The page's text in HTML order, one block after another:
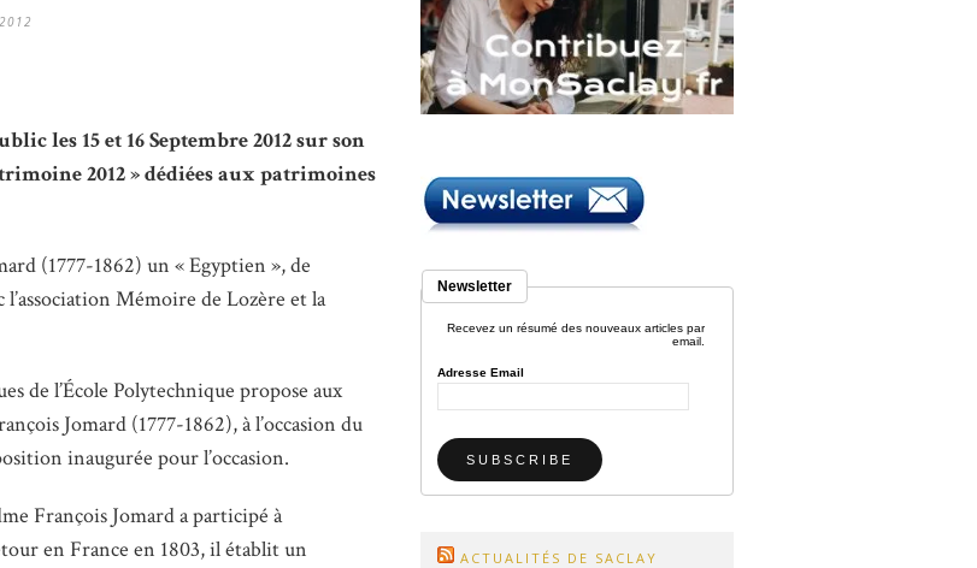
les 15 et 16 Septembre 2012 sur son
2012 » dédiées aux patrimoines
(1777-1862) un « Egyptien », de
Mémoire de Lozère et la
de l’École Polytechnique propose aux
Jomard (1777-1862), à l’occasion du
inaugurée pour l’occasion.
François Jomard a participé à
en France en 1803, il établit un
Newsletter
Recevez un résumé des nouveaux articles par
email.
Adresse Email
ACTUALITÉS DE SACLAY